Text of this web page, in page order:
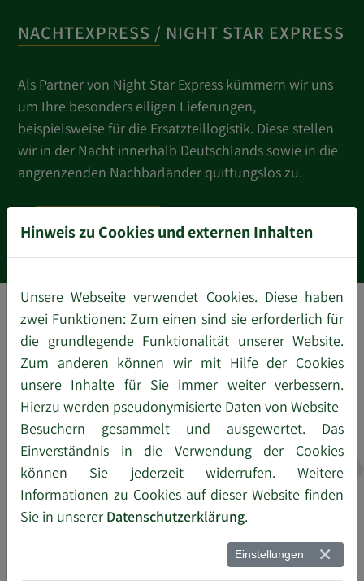
NACHTEXPRESS / NIGHT STAR EXPRESS
Als Partner von Night Star Express kümmern wir uns
um Ihre besonders eiligen Lieferungen,
beispielsweise für die Ersatzteillogistik. Diese stellen
wir in der Nacht innerhalb Deutschlands sowie in die
angrenzenden Nachbarländer quittungslos zu.
Mehr erfahren
Hinweis zu Cookies und externen Inhalten
Unsere Webseite verwendet Cookies. Diese haben
zwei Funktionen: Zum einen sind sie erforderlich für
die grundlegende Funktionalität unserer Website.
Zum anderen können wir mit Hilfe der Cookies
unsere Inhalte für Sie immer weiter verbessern.
Hierzu werden pseudonymisierte Daten von Website-
Besuchern gesammelt und ausgewertet. Das
Einverständnis in die Verwendung der Cookies
können Sie jederzeit widerrufen. Weitere
Informationen zu Cookies auf dieser Website finden
Sie in unserer Datenschutzerklärung.
Einstellungen